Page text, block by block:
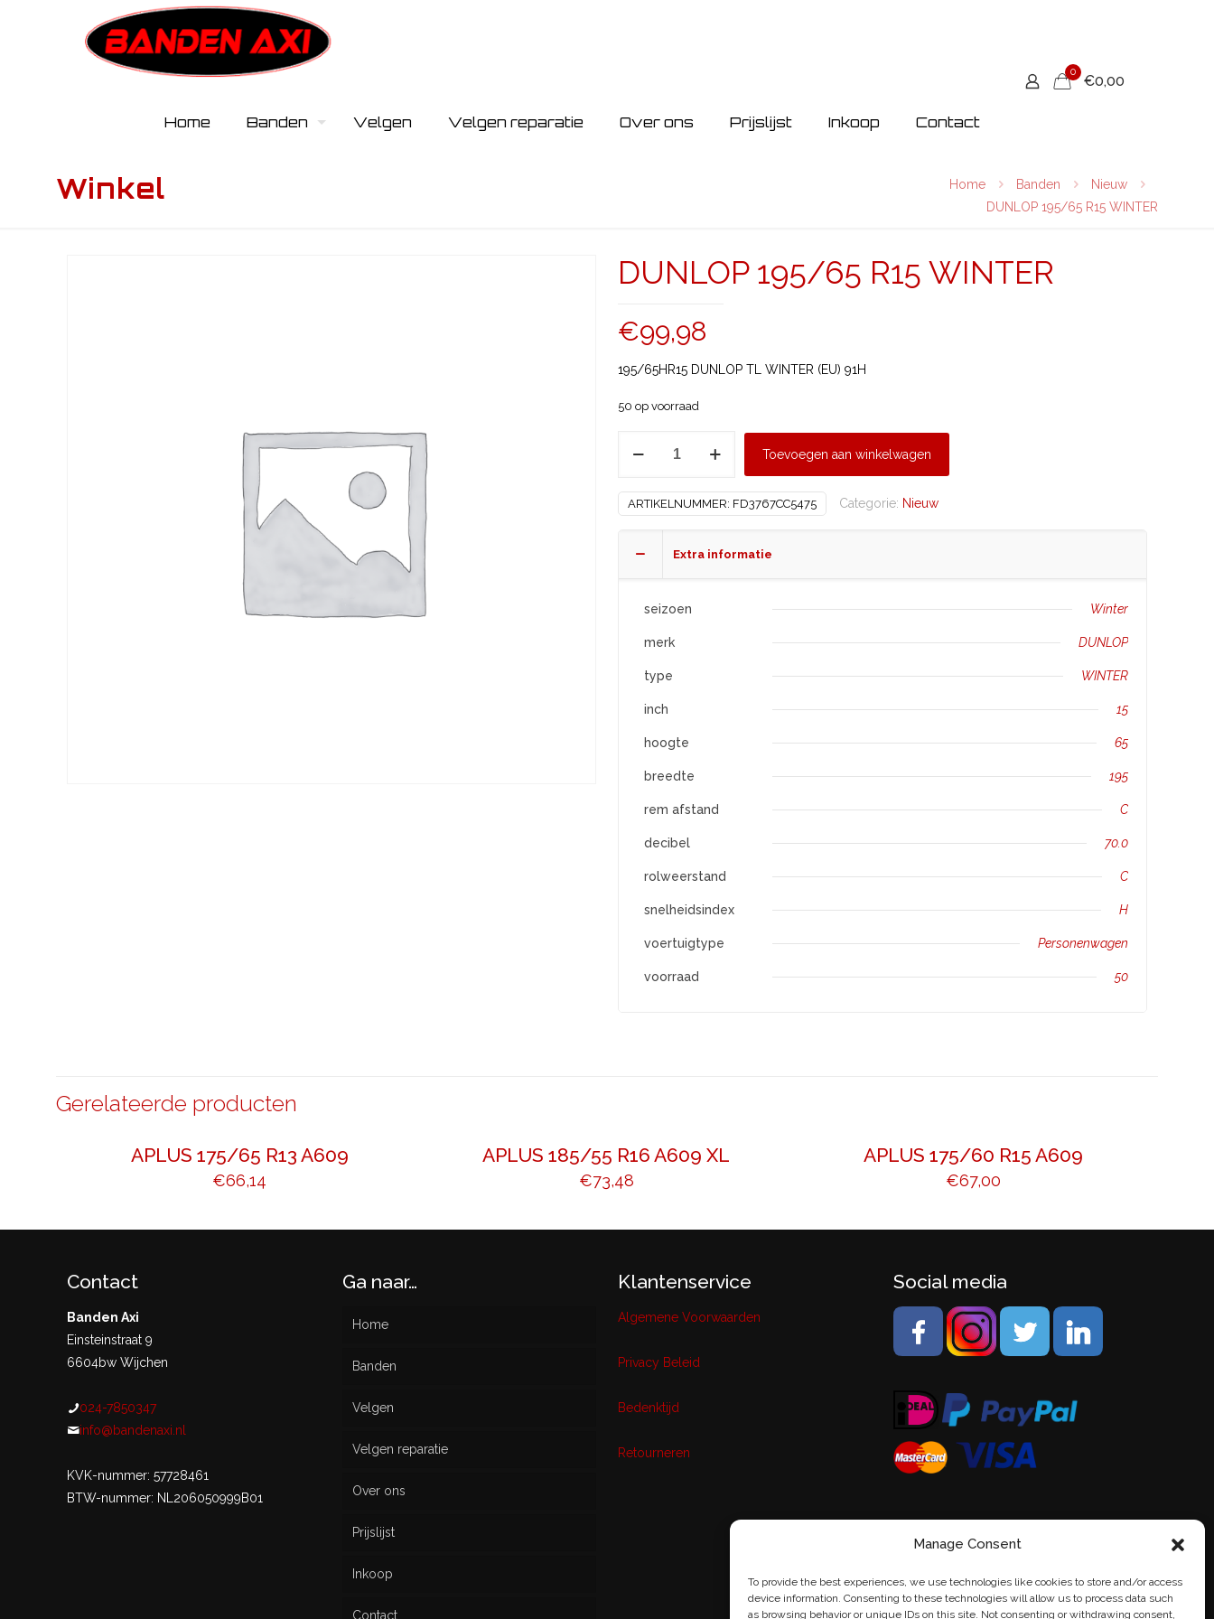
Manage Consent
To provide the best experiences, we use technologies like cookies to store and/or access
device information. Consenting to these technologies will allow us to process data such
as browsing behavior or unique IDs on this site. Not consenting or withdrawing consent,
Home Banden Velgen Velgen reparatie Over ons Prijslijst Inkoop Contact
0
€0,00
Winkel Home Banden
Nieuw
DUNLOP 195/65 R15 WINTER
DUNLOP 195/65 R15 WINTER
€99,98
195/65HR15 DUNLOP TL WINTER (EU) 91H
50 op voorraad
WINTER
Toevoegen aan winkelwagen
ARTIKELNUMMER: FD3767CC5475 Categorie: Nieuw
Extra informatie
seizoen Winter
merk DUNLOP
type WINTER
inch 15
hoogte 65
breedte 195
rem afstand C
decibel 70.0
rolweerstand C
snelheidsindex H
voertuigtype Personenwagen
voorraad 50
Gerelateerde producten
APLUS 175/65 R13 A609
€66,14
APLUS 185/55 R16 A609 XL
€73,48
APLUS 175/60 R15 A609
€67,00
Contact
Banden Axi
Einsteinstraat 9
6604bw Wijchen
024-7850347
info@bandenaxi.nl
KVK-nummer: 57728461
BTW-nummer: NL206050999B01
Ga naar…
Home
Banden
Nieuw
Gebruikt
Velgen
Velgen reparatie
Over ons
Prijslijst
Inkoop
Contact
Klantenservice
Algemene Voorwaarden
Privacy Beleid
Bedenktijd
Retourneren
Social media